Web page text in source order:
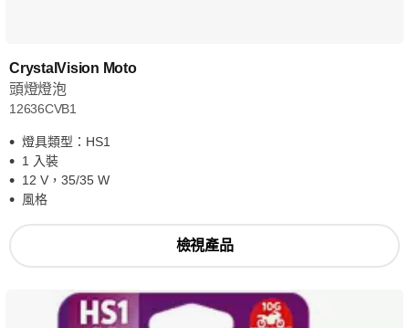
CrystalVision Moto
頭燈燈泡
12636CVB1
燈具類型：HS1
1 入裝
12 V，35/35 W
風格
檢視產品